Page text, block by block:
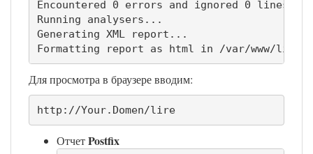
Encountered 0 errors and ignored 0 lines.
Running analysers...
Generating XML report...
Formatting report as html in /var/www/lire/
Для просмотра в браузере вводим:
http://Your.Domen/lire
ОтчетPostfix